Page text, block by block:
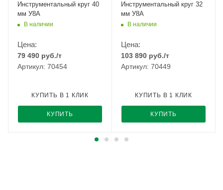
Инструментальный круг 40
мм У8А
В наличии
Цена:
79 490 руб./т
Артикул: 70454
КУПИТЬ
КУПИТЬ В 1 КЛИК
Инструментальный круг 32
мм У8А
В наличии
Цена:
103 890 руб./т
Артикул: 70449
КУПИТЬ
КУПИТЬ В 1 КЛИК